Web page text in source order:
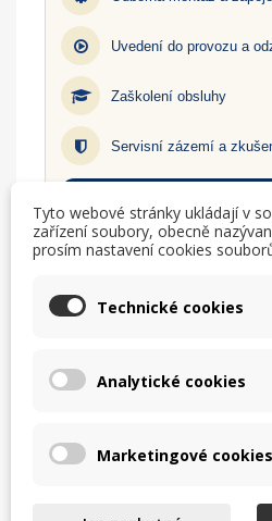
Uvedení do provozu a
Zaškolení obsluhy
Servisní zázemí a
Zjistit více
Tyto webové stránky ukládají v
zařízení soubory, obecně
prosím nastavení cookies
Technické cookies
Analytické cookies
Marketingové cookies